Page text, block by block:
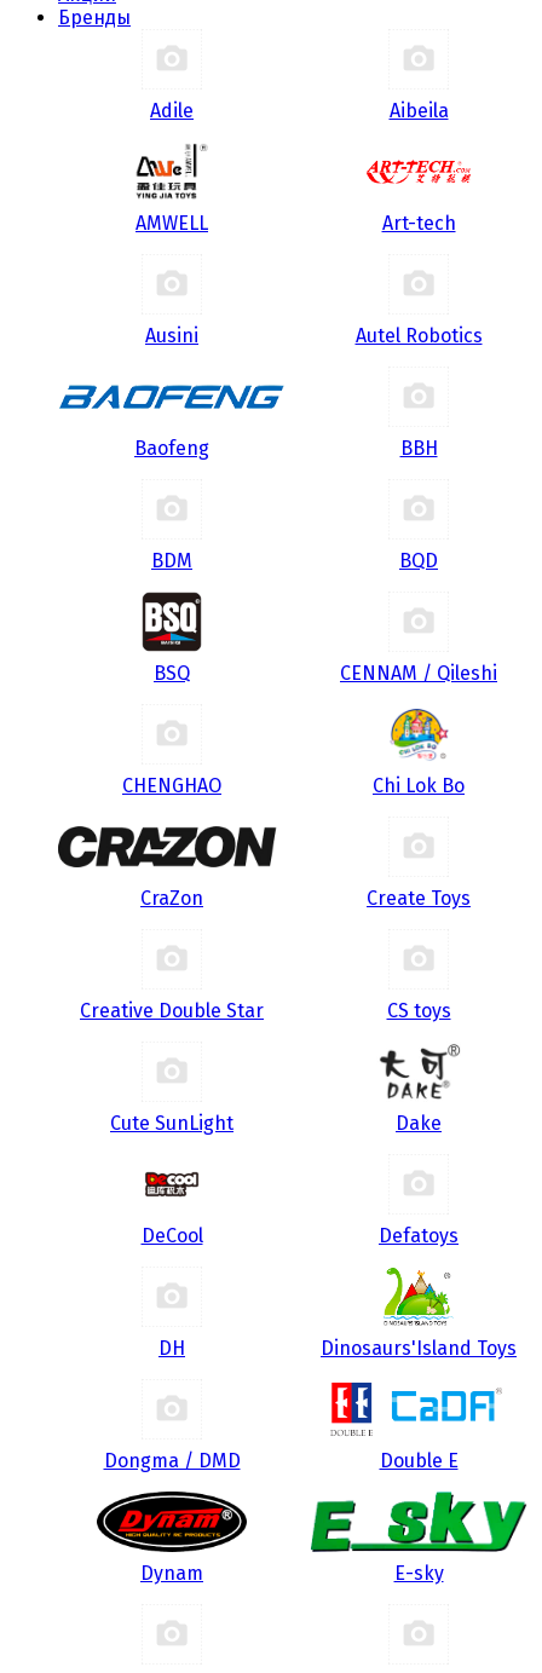
Бренды
Adile Aibeila
AMWELL Art-tech
Ausini Autel Robotics
Baofeng BBH
BDM BQD
BSQ CENNAM / Qileshi
CHENGHAO Chi Lok Bo
CraZon Create Toys
Creative Double Star CS toys
Cute SunLight Dake
DeCool Defatoys
DH Dinosaurs'Island Toys
Dongma / DMD Double E
Dynam E-sky